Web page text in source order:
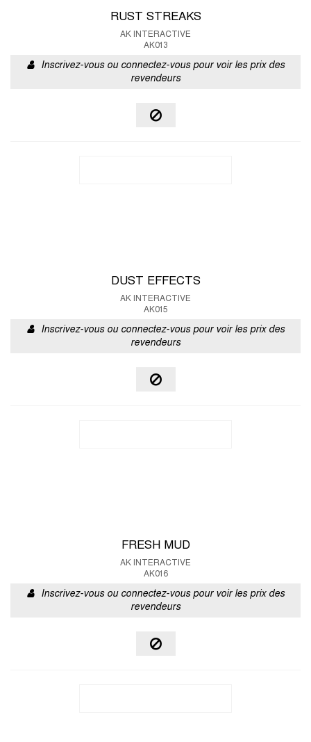
RUST STREAKS
AK INTERACTIVE
AK013
Inscrivez-vous ou connectez-vous pour voir les prix des
revendeurs
DUST EFFECTS
AK INTERACTIVE
AK015
Inscrivez-vous ou connectez-vous pour voir les prix des
revendeurs
FRESH MUD
AK INTERACTIVE
AK016
Inscrivez-vous ou connectez-vous pour voir les prix des
revendeurs